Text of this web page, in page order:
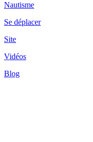
Nautisme
Se déplacer
Site
Vidéos
Blog